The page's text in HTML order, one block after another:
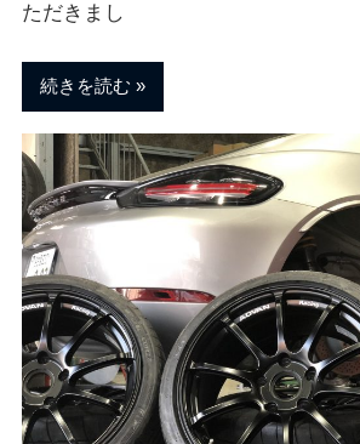
チ
ニ
グ
や
レ
ー
ス
ポ
ー
ト
ただきまし
続きを読む